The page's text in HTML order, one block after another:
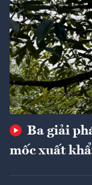
Ba giải
mốc xuất